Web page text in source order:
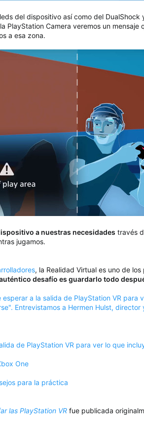
del dispositivo así como del
PlayStation Camera veremos un
a esa zona.
a nuestras necesidades través
jugamos.
, la Realidad Virtual es uno de
auténtico desafío es guardarlo todo
a la salida de PlayStation VR para
Entrevistamos a Hermen Hulst, director
de PlayStation VR para ver lo que
One
para la práctica
las PlayStation VR fue publicada